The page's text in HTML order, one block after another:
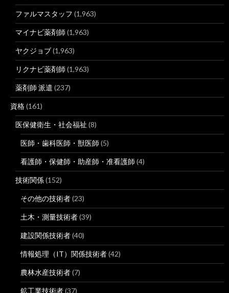
ファルマスタッフ (1,963)
マイナビ薬剤師 (1,963)
ヤクジョブ(1,963)
リクナビ薬剤師 (1,963)
薬剤師 派遣 (237)
資格(161)
医保健衛生・社会福祉 (8)
医師・歯科医師・獣医師 (5)
看護師・保健師・助産師・准看護師 (4)
技術関係(152)
その他の技術者(23)
土木・測量技術者(39)
建設関係技術者(40)
情報処理（IT）関係技術者(42)
農林水産技術者(7)
鉱工業技術者(37)